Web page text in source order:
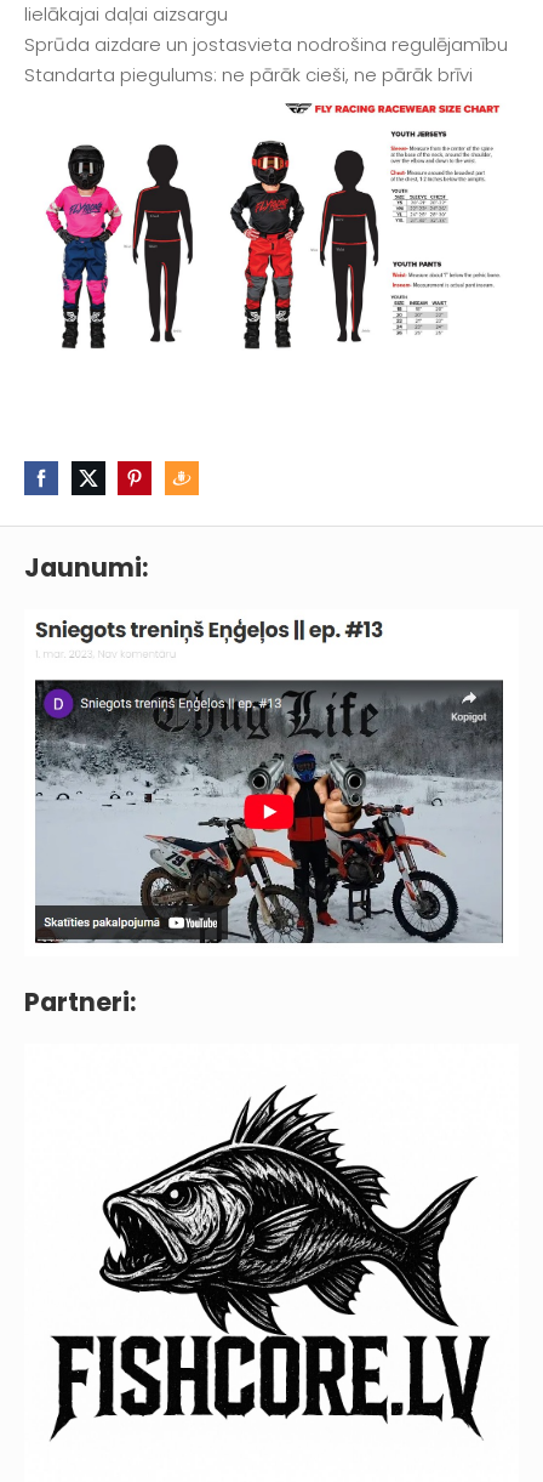
Jaunumi:
Partneri:
lielākajai daļai aizsargu
Sprūda aizdare un jostasvieta nodrošina regulējamību
Standarta piegulums: ne pārāk cieši, ne pārāk brīvi